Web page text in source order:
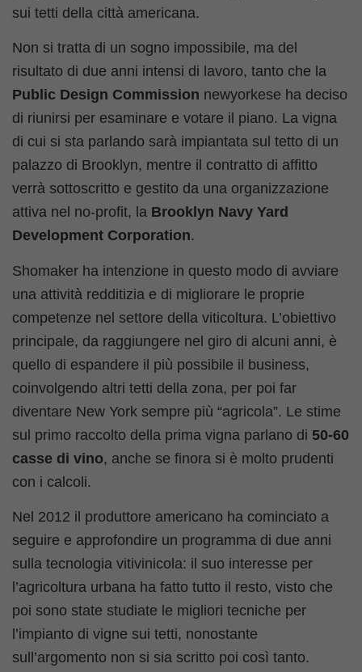
sui tetti della città americana.
Non si tratta di un sogno impossibile, ma del
risultato di due anni intensi di lavoro, tanto che la
Public Design Commission newyorkese ha deciso
di riunirsi per esaminare e votare il piano. La vigna
di cui si sta parlando sarà impiantata sul tetto di un
palazzo di Brooklyn, mentre il contratto di affitto
verrà sottoscritto e gestito da una organizzazione
attiva nel no-profit, la Brooklyn Navy Yard
Development Corporation.
Shomaker ha intenzione in questo modo di avviare
una attività redditizia e di migliorare le proprie
competenze nel settore della viticoltura. L’obiettivo
principale, da raggiungere nel giro di alcuni anni, è
quello di espandere il più possibile il business,
coinvolgendo altri tetti della zona, per poi far
diventare New York sempre più “agricola”. Le stime
sul primo raccolto della prima vigna parlano di 50-60
casse di vino, anche se finora si è molto prudenti
con i calcoli.
Nel 2012 il produttore americano ha cominciato a
seguire e approfondire un programma di due anni
sulla tecnologia vitivinicola: il suo interesse per
l’agricoltura urbana ha fatto tutto il resto, visto che
poi sono state studiate le migliori tecniche per
l’impianto di vigne sui tetti, nonostante
sull’argomento non si sia scritto poi così tanto.